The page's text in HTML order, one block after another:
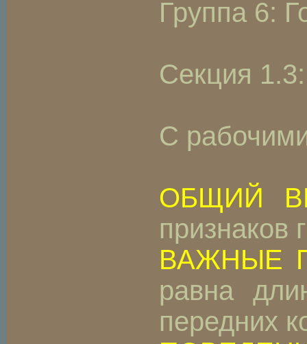
Группа 6:
Секция
С
ОБЩИЙ
признаков
ВАЖНЫЕ
равна
передних